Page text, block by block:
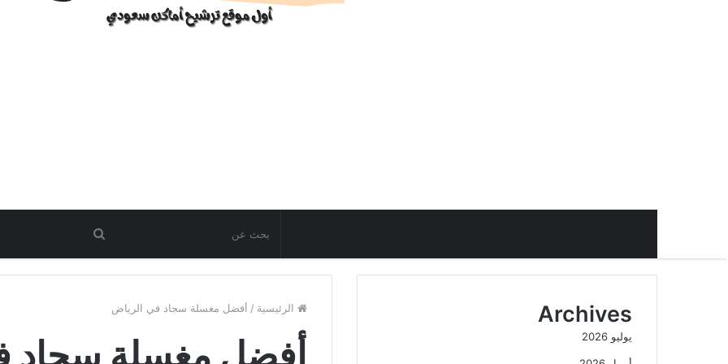
الرئيسية / أفضل مغسلة سجاد في الرياض
أفضل مغسلة سجاد
Archives
يوليو 2026